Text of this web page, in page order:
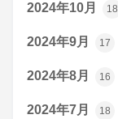
2024年10月 18
2024年9月 17
2024年8月 16
2024年7月 18